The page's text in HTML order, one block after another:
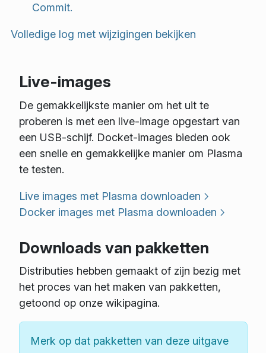
Commit.
Volledige log met wijzigingen bekijken
Live-images
De gemakkelijkste manier om het uit te
proberen is met een live-image opgestart van
een USB-schijf. Docket-images bieden ook
een snelle en gemakkelijke manier om Plasma
te testen.
Live images met Plasma downloaden
Docker images met Plasma downloaden
Downloads van pakketten
Distributies hebben gemaakt of zijn bezig met
het proces van het maken van pakketten,
getoond op onze wikipagina.
Merk op dat pakketten van deze uitgave